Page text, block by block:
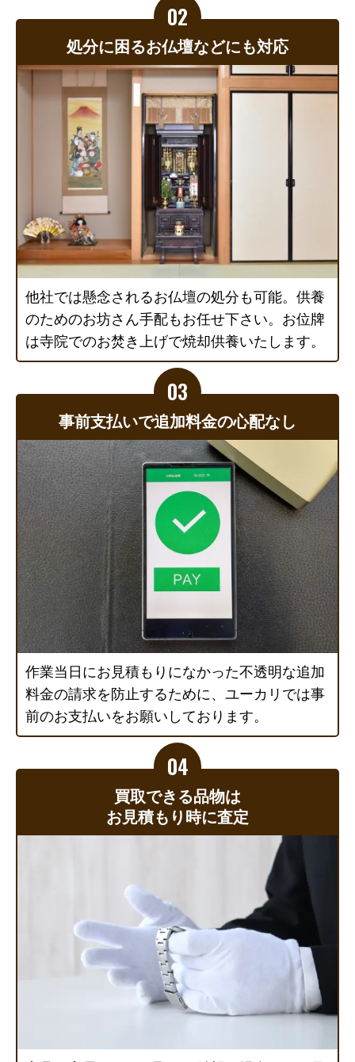
処分に困るお仏壇などにも対応
他社では懸念されるお仏壇の処分も可能。供養
のためのお坊さん手配もお任せ下さい。お位牌
は寺院でのお焚き上げで焼却供養いたします。
事前支払いで追加料金の心配なし
作業当日にお見積もりになかった不透明な追加
料金の請求を防止するために、ユーカリでは事
前のお支払いをお願いしております。
買取できる品物は
お見積もり時に査定